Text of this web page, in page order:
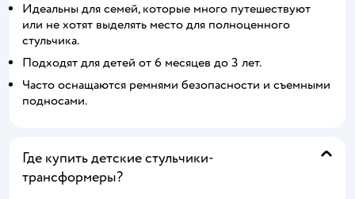
Идеальны для семей, которые много путешествуют
или не хотят выделять место для полноценного
стульчика.
Подходят для детей от 6 месяцев до 3 лет.
Часто оснащаются ремнями безопасности и съемными
подносами.
Где купить детские стульчики-
трансформеры?